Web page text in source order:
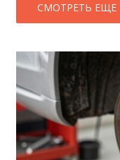
СМОТРЕТЬ ЕЩЕ